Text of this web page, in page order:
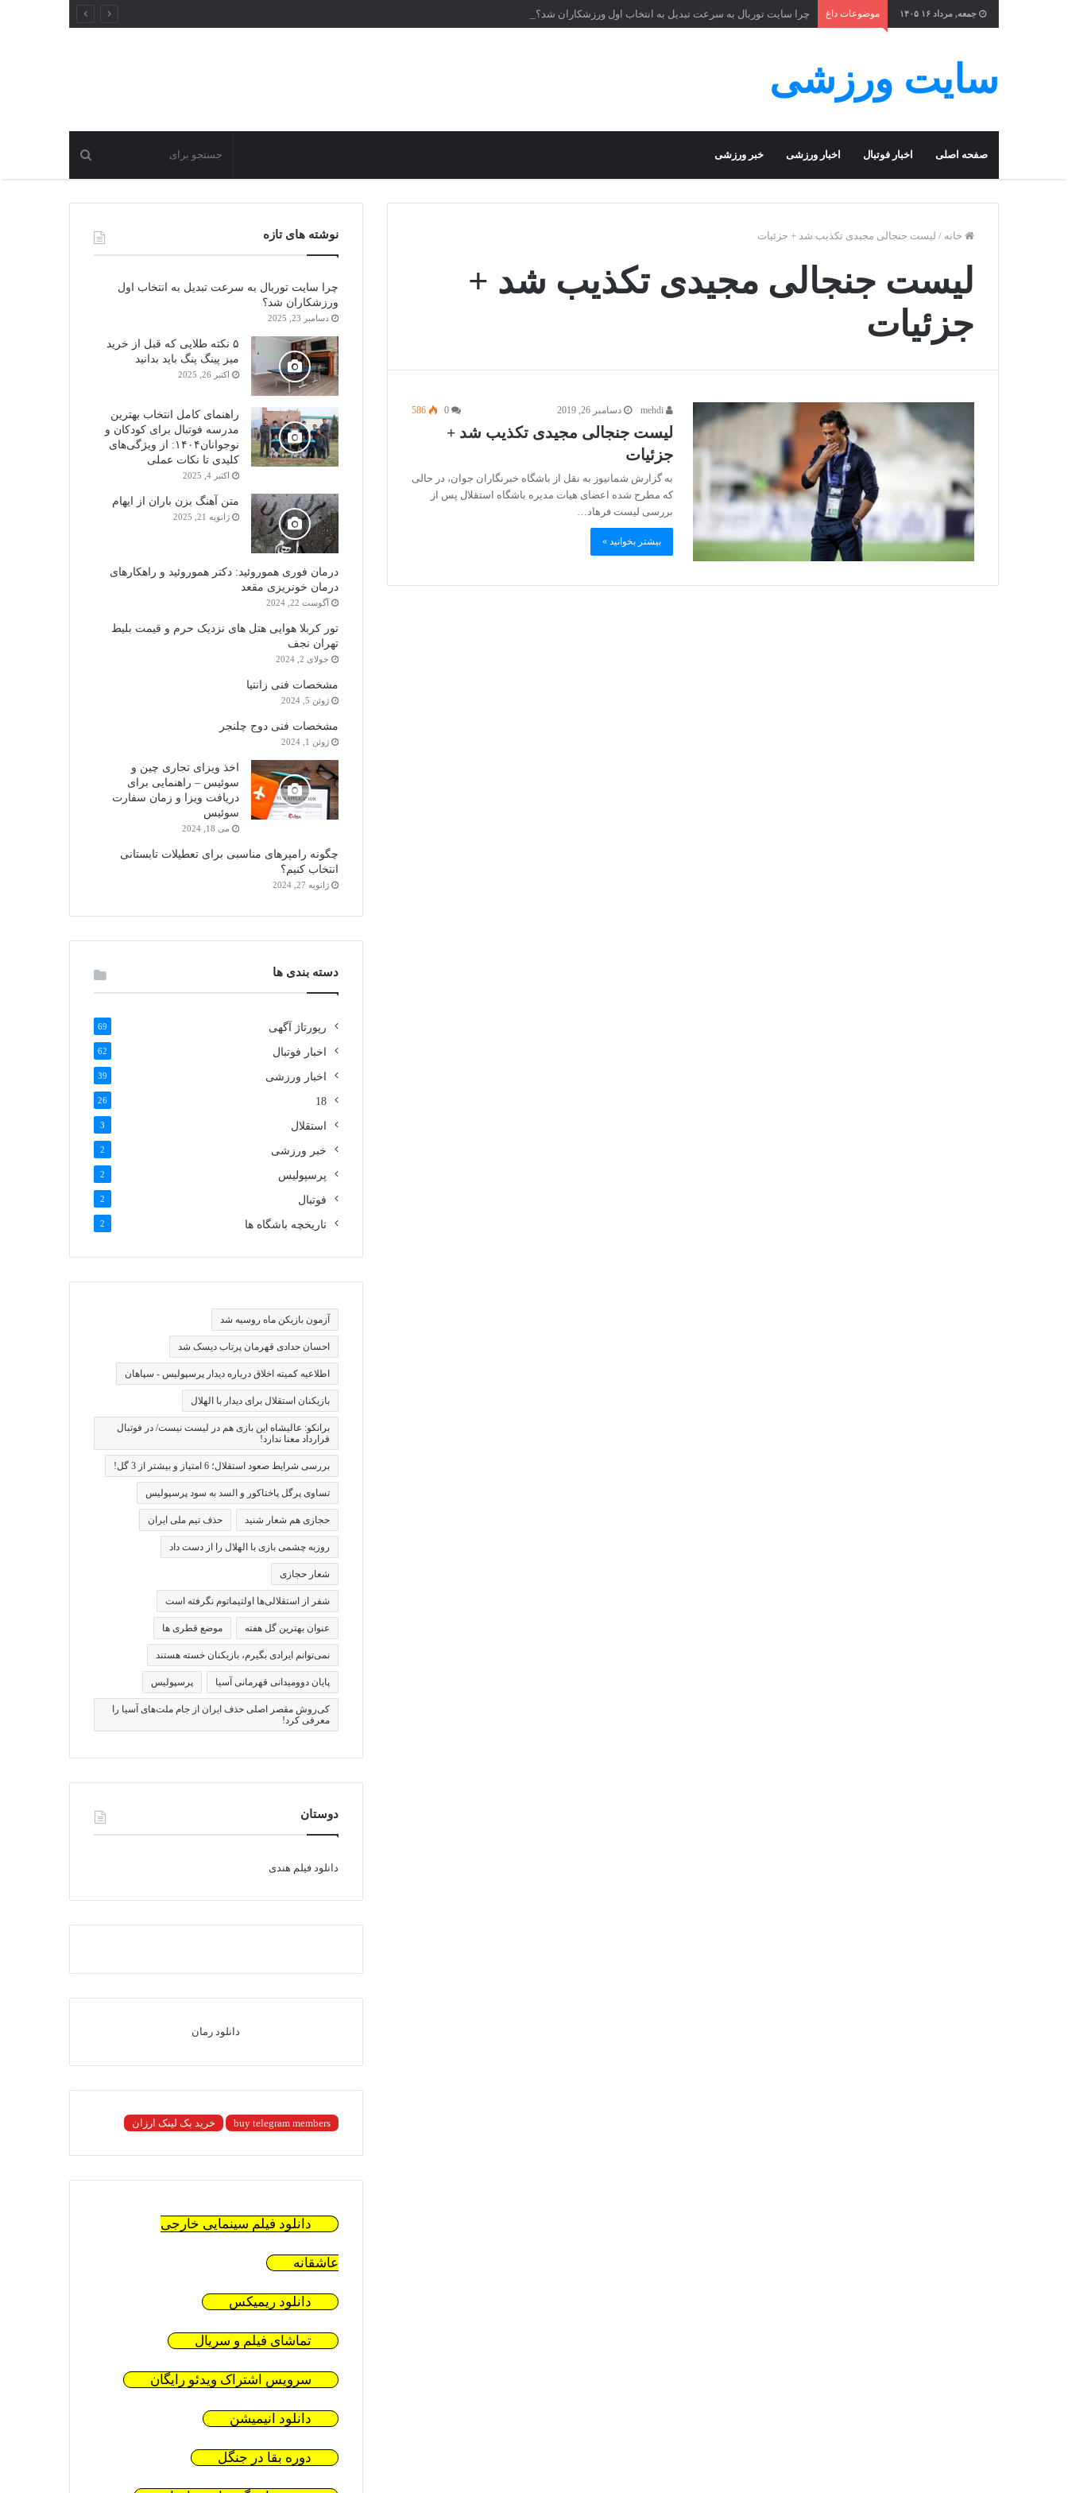
جمعه, مرداد ۱۶ ۱۴۰۵ موضوعات داغ چرا سایت توربال به ‌سرعت تبدیل به انتخاب اول ورزشکاران شد؟
سایت ورزشی
صفحه اصلی اخبار فوتبال اخبار ورزشی خبر ورزشی
خانه / لیست جنجالی مجیدی تکذیب شد + جزئیات
لیست جنجالی مجیدی تکذیب شد +
جزئیات
دسامبر 26, 2019 586
لیست جنجالی مجیدی تکذیب شد +
جزئیات
به گزارش شمانیوز به نقل از باشگاه خبرنگاران جوان، در حالی
که مطرح شده اعضای هیات مدیره باشگاه استقلال پس از
بررسی لیست فرهاد…
بیشتر بخوانید »
نوشته های تازه
چرا سایت توربال به ‌سرعت تبدیل به انتخاب اول
ورزشکاران شد؟
دسامبر 23, 2025
۵ نکته طلایی که قبل از خرید
میز پینگ پنگ باید بدانید
اکتبر 26, 2025
راهنمای کامل انتخاب بهترین
مدرسه فوتبال برای کودکان و
نوجوانان۱۴۰۴: از ویژگی‌های
کلیدی تا نکات عملی
اکتبر 4, 2025
متن آهنگ بزن باران از ایهام
ژانویه 21, 2025
درمان فوری هموروئید: دکتر هموروئید و راهکارهای
درمان خونریزی مقعد
آگوست 22, 2024
تور کربلا هوایی هتل های نزدیک حرم و قیمت بلیط
تهران نجف
جولای 2, 2024
مشخصات فنی زانتیا
ژوئن 5, 2024
مشخصات فنی دوج چلنجر
ژوئن 1, 2024
اخذ ویزای تجاری چین و
سوئیس – راهنمایی برای
دریافت ویزا و زمان سفارت
سوئیس
می 18, 2024
چگونه رامپرهای مناسبی برای تعطیلات تابستانی
انتخاب کنیم؟
ژانویه 27, 2024
دسته بندی ها
رپورتاژ آگهی 69
اخبار فوتبال 62
اخبار ورزشی 39
18
26
استقلال 3
خبر ورزشی 2
پرسپولیس 2
فوتبال 2
تاریخچه باشگاه ها 2
آزمون بازیکن ماه روسیه شد
احسان حدادی قهرمان پرتاب دیسک شد
اطلاعیه کمیته اخلاق درباره دیدار پرسپولیس - سپاهان
بازیکنان استقلال برای دیدار با الهلال
برانکو: عالیشاه این بازی هم در لیست نیست/ در فوتبال
قرارداد معنا ندارد!
بررسی شرایط صعود استقلال؛ 6 امتیاز و بیشتر از 3 گل!
تساوی پرگل پاختاکور و السد به سود پرسپولیس
حجازی هم شعار شنید حذف تیم ملی ایران
روزبه چشمی بازی با الهلال را از دست داد
شعار حجازی
شفر از استقلالی‌ها اولتیماتوم نگرفته است
عنوان بهترین گل هفته موضع قطری ها
نمی‌توانم ایرادی بگیرم، بازیکنان خسته هستند
پایان دوومیدانی قهرمانی آسیا پرسپولیس
کی‌روش مقصر اصلی حذف ایران از جام ملت‌های آسیا را
معرفی کرد!
دوستان
دانلود فیلم هندی
دانلود رمان
buy telegram members خرید بک لینک ارزان
دانلود فیلم سینمایی خارجی
عاشقانه
دانلود ریمیکس
تماشای فیلم و سریال
سرویس اشتراک ویدئو رایگان
دانلود انیمیشن
دوره بقا در جنگل